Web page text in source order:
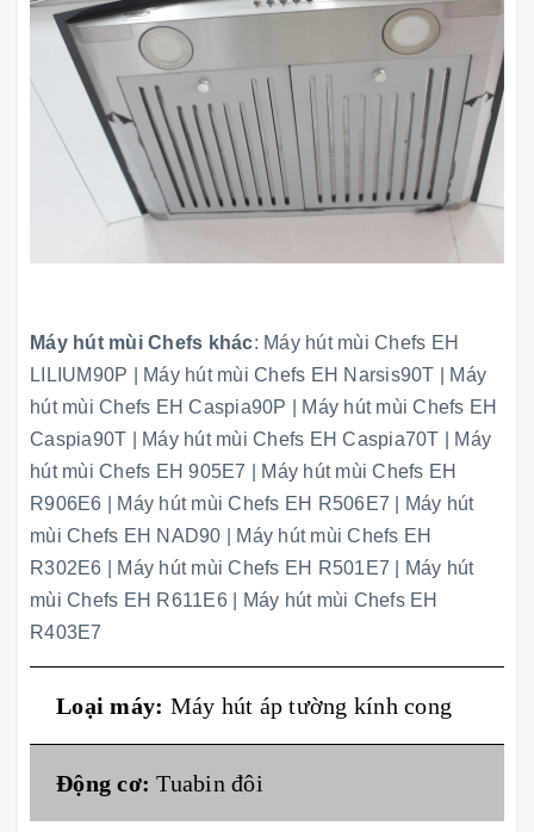
Máy hút mùi Chefs khác: Máy hút mùi Chefs EH
LILIUM90P
Máy hút mùi Chefs EH Narsis90T
Máy
hút mùi Chefs EH Caspia90P
Máy hút mùi Chefs EH
Caspia90T
Máy hút mùi Chefs EH Caspia70T
Máy
hút mùi Chefs EH 905E7
Máy hút mùi Chefs EH
R906E6
Máy hút mùi Chefs EH R506E7
Máy hút
mùi Chefs EH NAD90
Máy hút mùi Chefs EH
R302E6
Máy hút mùi Chefs EH R501E7
Máy hút
mùi Chefs EH R611E6|
Máy hút mùi Chefs EH
R403E7
Loại máy: Máy hút áp tường kính cong
Động cơ:Tuabin đôi